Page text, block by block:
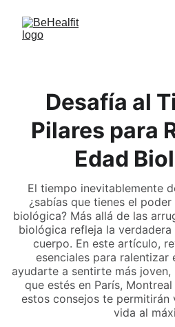
Desafía al
Pilares para
Edad
El tiempo inevitablemente
¿sabías que tienes el
biológica? Más allá de las
biológica refleja la
cuerpo. En este artículo,
esenciales para ralentizar
ayudarte a sentirte más joven,
que estés en París,
estos consejos te permitirán
vida al